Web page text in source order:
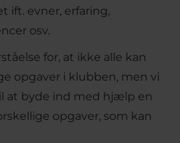
ift. evner, erfaring,
osv.
for, at ikke alle kan
opgaver i klubben, men vi
at byde ind med hjælp en
opgaver, som kan